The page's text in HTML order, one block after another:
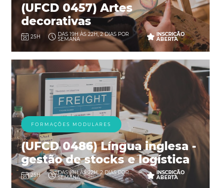
(UFCD 0457) Artes
decorativas
25H DAS 19H ÀS 22H, 2 DIAS POR
SEMANA
INSCRIÇÃO
ABERTA
FORMAÇÕES MODULARES
(UFCD 0486) Língua inglesa -
gestão de stocks e logística
25H DAS 19H ÀS 22H, 2 DIAS POR
SEMANA
INSCRIÇÃO
ABERTA